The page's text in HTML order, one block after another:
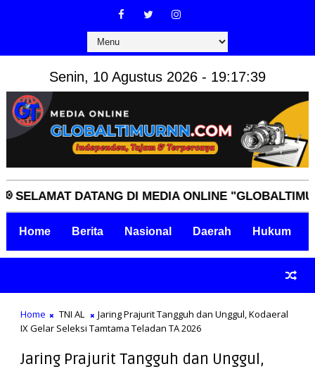
Senin, 10 Agustus 2026 - 19:17:40
DATANG DI MEDIA ONLINE
Home Berita Nasional Daerah Hukum
Home TNI AL
Jaring Prajurit Tangguh dan Unggul, Kodaeral
IX Gelar Seleksi Tamtama Teladan TA 2026
Jaring Prajurit Tangguh dan Unggul,